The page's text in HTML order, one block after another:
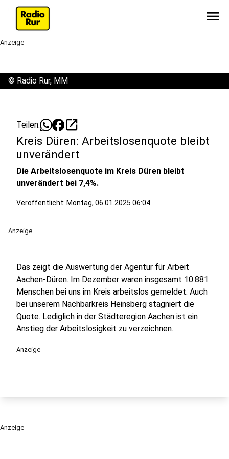
menu
Anzeige
© Radio Rur, MM
Teilen: open_in_new
Kreis Düren: Arbeitslosenquote bleibt
unverändert
Die Arbeitslosenquote im Kreis Düren bleibt
unverändert bei 7,4%.
Veröffentlicht: Montag, 06.01.2025 06:04
Anzeige
Das zeigt die Auswertung der Agentur für Arbeit
Aachen-Düren. Im Dezember waren insgesamt 10.881
Menschen bei uns im Kreis arbeitslos gemeldet. Auch
bei unserem Nachbarkreis Heinsberg stagniert die
Quote. Lediglich in der Städteregion Aachen ist ein
Anstieg der Arbeitslosigkeit zu verzeichnen.
Anzeige
Anzeige